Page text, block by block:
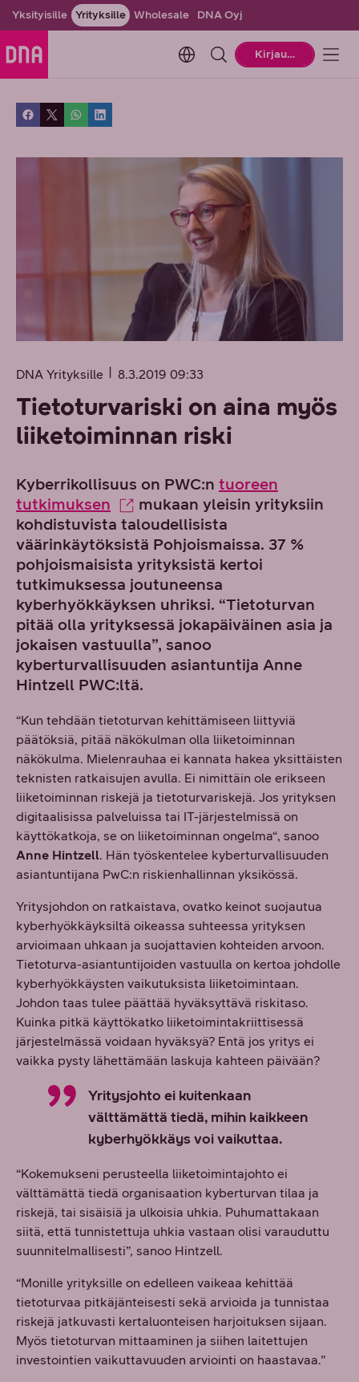
Yksityisille Yrityksille Wholesale DNA Oyj
Change language. Current
Kirjaudu
DNA Yrityksille 8.3.2019 09:33
Tietoturvariski on aina myös
liiketoiminnan riski
Kyberrikollisuus on PWC:n tuoreen
tutkimuksen
mukaan yleisin yrityksiin
kohdistuvista taloudellisista
väärinkäytöksistä Pohjoismaissa. 37 %
pohjoismaisista yrityksistä kertoi
tutkimuksessa joutuneensa
kyberhyökkäyksen uhriksi. “Tietoturvan
pitää olla yrityksessä jokapäiväinen asia ja
jokaisen vastuulla”, sanoo
kyberturvallisuuden asiantuntija Anne
Hintzell PWC:ltä.
“Kun tehdään tietoturvan kehittämiseen liittyviä
päätöksiä, pitää näkökulman olla liiketoiminnan
näkökulma. Mielenrauhaa ei kannata hakea yksittäisten
teknisten ratkaisujen avulla. Ei nimittäin ole erikseen
liiketoiminnan riskejä ja tietoturvariskejä. Jos yrityksen
digitaalisissa palveluissa tai IT-järjestelmissä on
käyttökatkoja, se on liiketoiminnan ongelma“, sanoo
Anne Hintzell. Hän työskentelee kyberturvallisuuden
asiantuntijana PwC:n riskienhallinnan yksikössä.
Yritysjohdon on ratkaistava, ovatko keinot suojautua
kyberhyökkäyksiltä oikeassa suhteessa yrityksen
arvioimaan uhkaan ja suojattavien kohteiden arvoon.
Tietoturva-asiantuntijoiden vastuulla on kertoa johdolle
kyberhyökkäysten vaikutuksista liiketoimintaan.
Johdon taas tulee päättää hyväksyttävä riskitaso.
Kuinka pitkä käyttökatko liiketoimintakriittisessä
järjestelmässä voidaan hyväksyä? Entä jos yritys ei
vaikka pysty lähettämään laskuja kahteen päivään?
Yritysjohto ei kuitenkaan
välttämättä tiedä, mihin kaikkeen
kyberhyökkäys voi vaikuttaa.
“Kokemukseni perusteella liiketoimintajohto ei
välttämättä tiedä organisaation kyberturvan tilaa ja
riskejä, tai sisäisiä ja ulkoisia uhkia. Puhumattakaan
siitä, että tunnistettuja uhkia vastaan olisi varauduttu
suunnitelmallisesti”, sanoo Hintzell.
“Monille yrityksille on edelleen vaikeaa kehittää
tietoturvaa pitkäjänteisesti sekä arvioida ja tunnistaa
riskejä jatkuvasti kertaluonteisen harjoituksen sijaan.
Myös tietoturvan mittaaminen ja siihen laitettujen
investointien vaikuttavuuden arviointi on haastavaa.”